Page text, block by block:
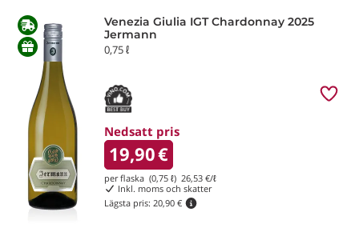
Venezia Giulia IGT Chardonnay 2025
Jermann
0,75 ℓ
Nedsatt pris
19,90€
per flaska (0,75 ℓ) 26,53 €/ℓ
Inkl. moms och skatter
Lägsta pris: 20,90 €